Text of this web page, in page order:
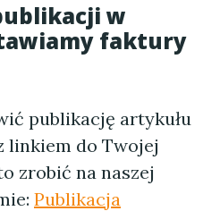
w
faktury
publikację artykułu
linkiem do Twojej
zrobić na naszej
Publikacja